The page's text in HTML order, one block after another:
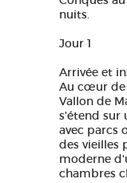
nuits.
Jour 1
Arrivée et
Au cœur de
Vallon de
s'étend sur
avec parcs
des vieilles
moderne
chambres